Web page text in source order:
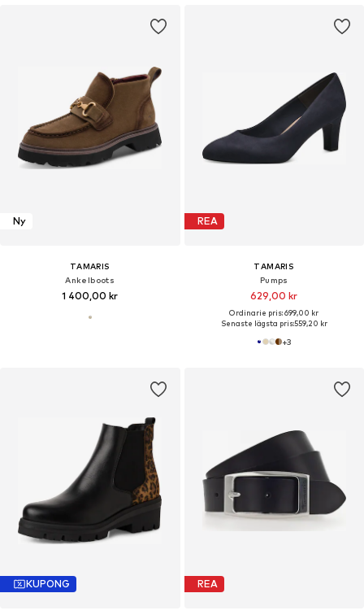
Ny
TAMARIS
Ankelboots
1 400,00 kr
REA
TAMARIS
Pumps
629,00 kr
Ordinarie pris: 699,00 kr
Senaste lägsta pris:559,20 kr
+3
KUPONG REA